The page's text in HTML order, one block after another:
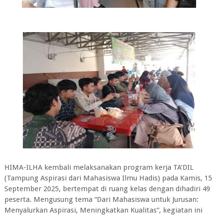
HIMA-ILHA kembali melaksanakan program kerja TA’DIL
(Tampung Aspirasi dari Mahasiswa Ilmu Hadis) pada Kamis, 15
September 2025, bertempat di ruang kelas dengan dihadiri 49
peserta. Mengusung tema “Dari Mahasiswa untuk Jurusan:
Menyalurkan Aspirasi, Meningkatkan Kualitas”, kegiatan ini